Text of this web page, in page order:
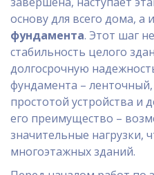
основу для всего дома, а
фундамента. Этот шаг
стабильность целого
долгосрочную
фундамента –
простотой устройства и
его преимущество –
значительные нагрузки,
многоэтажных зданий.